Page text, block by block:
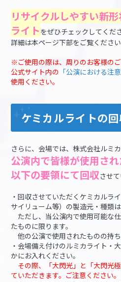
リサイクルしやすい新
ライト をぜひチェックしてくだ
詳細は本ページ下部をご覧ください
※ご使用の際は、周りのお客様の
公式サイト内の 「公演における注意
使用ください。
ケミカルライトの
さらに、会場では、株式会社ルミカ
公演内で皆様が使用さ
以下の要領にて回収させ
・回収させていただくケミカルラ
サイリューム等）の製造元・種類は
ただし、当公演内で使用可能な
たものに限ります。
他の公演で使用されたものの持
・会場備え付けのルミカライト・
かにお入れください。
その際、「大閃光」と「大閃光
ていただきます。ご注意ください。​